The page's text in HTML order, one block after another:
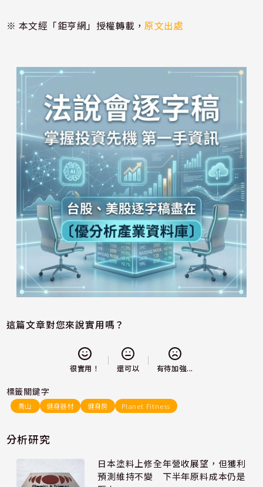
※ 本文經「鉅亨網」授權轉載，原文出處
這篇文章對您來說實用嗎？
很實用！ 還可以 有待加強...
標籤關鍵字
喬山 健身器材 健身房 Planet Fitness
分析研究
日本塗料上修全年營收展望，但獲利
預測維持不變 下半年原料成本仍是